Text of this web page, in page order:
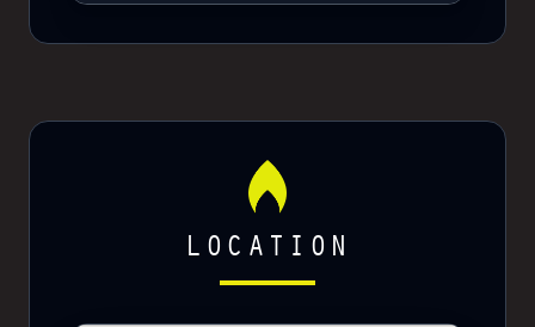
LOCATION